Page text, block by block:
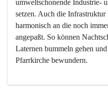
umweltschonende Industrie-
setzen. Auch die
harmonisch an die noch
angepaßt. So können
Laternen bummeln gehen
Pfarrkirche bewundern.
Der Weinbau dominert heute